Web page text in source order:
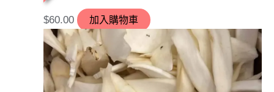
$60.00 加入購物車